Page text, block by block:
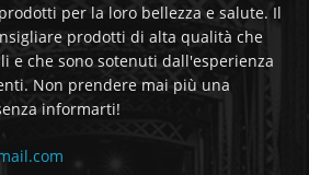
per la loro bellezza e salute. Il
prodotti di alta qualità che
e che sono sotenuti dall'esperienza
Non prendere mai più una
informarti!